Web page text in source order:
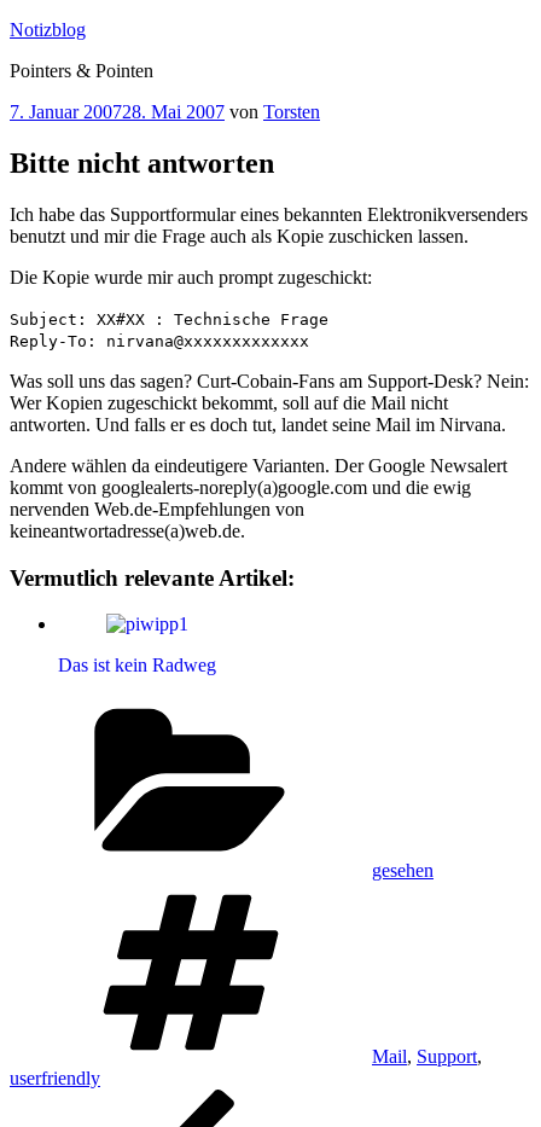
Zum
springen
Notizblog
Pointers & Pointen
Veröffentlicht
7. Januar 200728. Mai 2007 von Torsten
Bitte nicht antworten
Ich habe das Supportformular eines bekannten Elektronikversenders
benutzt und mir die Frage auch als Kopie zuschicken lassen.
Die Kopie wurde mir auch prompt zugeschickt:
Subject: XX#XX : Technische Frage
Reply-To: nirvana@xxxxxxxxxxxxx
Was soll uns das sagen? Curt-Cobain-Fans am Support-Desk? Nein:
Wer Kopien zugeschickt bekommt, soll auf die Mail nicht
antworten. Und falls er es doch tut, landet seine Mail im Nirvana.
Andere wählen da eindeutigere Varianten. Der Google Newsalert
kommt von googlealerts-noreply(a)google.com und die ewig
nervenden Web.de-Empfehlungen von
keineantwortadresse(a)web.de.
Vermutlich relevante Artikel:
Das ist kein Radweg
gesehen
Mail, Support,
userfriendly
Beitragsnavigation